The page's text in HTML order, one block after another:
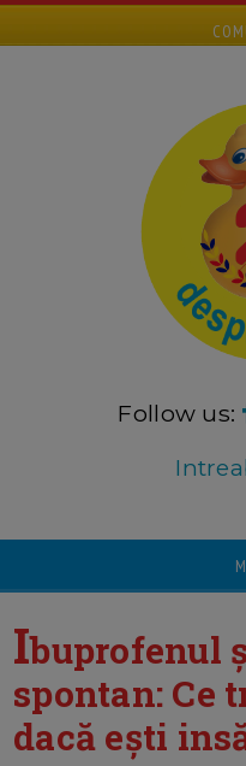
Follow us:
Ibuprofenul
spontan: Ce
dacă ești